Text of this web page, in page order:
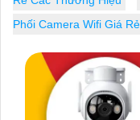
Phối Camera Wifi Giá